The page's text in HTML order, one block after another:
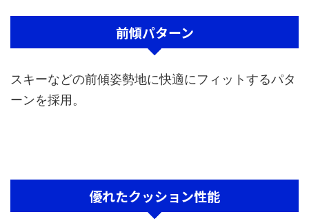
前傾パターン
スキーなどの前傾姿勢地に快適にフィットするパタ
ーンを採用。
優れたクッション性能